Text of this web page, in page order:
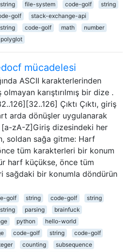
string file-system code-golf
string
golf
stack-exchange-api
string code-golf math
number
polyglot
mücadelesi
ASCII karakterlerinden
karıştırılmış bir dize .
Çıktı Çıktı, giriş
arda dönüşler uygulanarak
zA-Z]Giriş dizesindeki her
soldan sağa gitme: Harf
tüm karakterleri bir konum
harf küçükse, önce tüm
sağdaki bir konumla döndürün
golf string code-golf
string
string parsing
brainfuck
python
hello-world
code-golf string
code-golf
counting
subsequence